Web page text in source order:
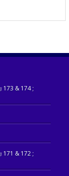
& 174 ;
& 172 ;